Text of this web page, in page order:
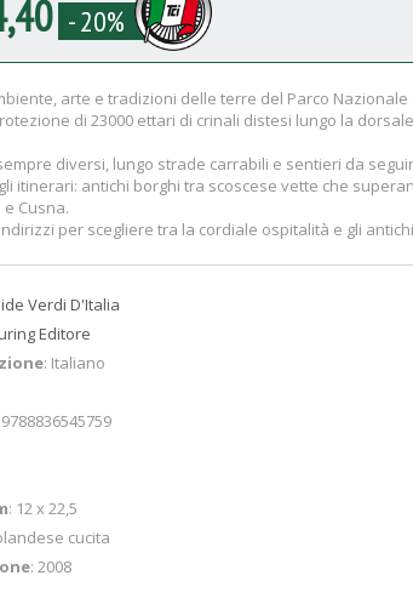
- 20%
arte e tradizioni delle terre del Parco
di 23000 ettari di crinali distesi lungo la
diversi, lungo strade carrabili e sentieri da
itinerari: antichi borghi tra scoscese vette che
Cusna.
per scegliere tra la cordiale ospitalità e gli
Verdi D'Italia
Editore
: Italiano
9788836545759
: 12 x 22,5
cucita
: 2008